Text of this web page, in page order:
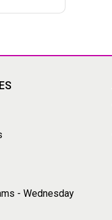
- Wednesday